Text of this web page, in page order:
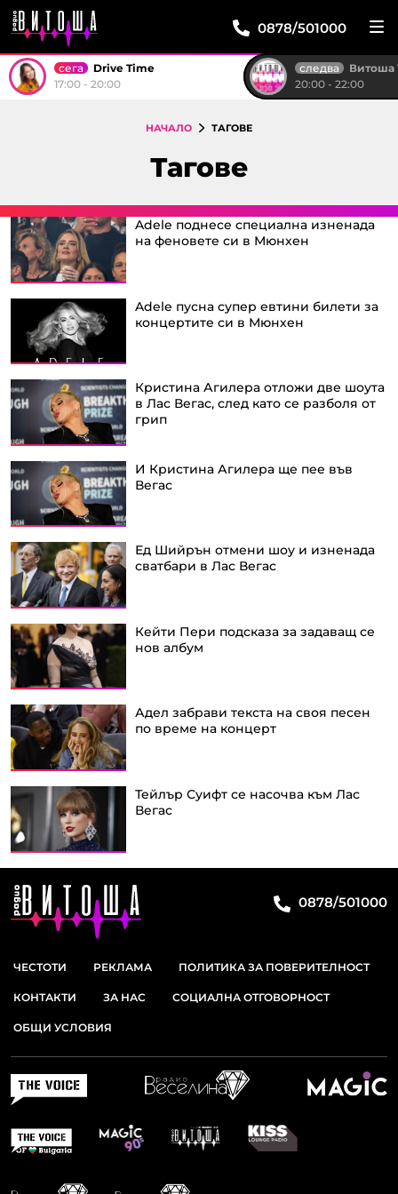
0878/501000
сега
Drive Time
17:00 - 20:00
следва
Витоша
20:00 - 22:00
НАЧАЛО ТАГОВЕ
Тагове
Adele поднесе специална изненада
на феновете си в Мюнхен
Adele пусна супер евтини билети за
концертите си в Мюнхен
Кристина Агилера отложи две шоута
в Лас Вегас, след като се разболя от
грип
И Кристина Агилера ще пее във
Вегас
Ед Шийрън отмени шоу и изненада
сватбари в Лас Вегас
Кейти Пери подсказа за задаващ се
нов албум
Адел забрави текста на своя песен
по време на концерт
Тейлър Суифт се насочва към Лас
Вегас
0878/501000
ЧЕСТОТИ РЕКЛАМА ПОЛИТИКА ЗА ПОВЕРИТЕЛНОСТ
КОНТАКТИ ЗА НАС СОЦИАЛНА ОТГОВОРНОСТ
ОБЩИ УСЛОВИЯ